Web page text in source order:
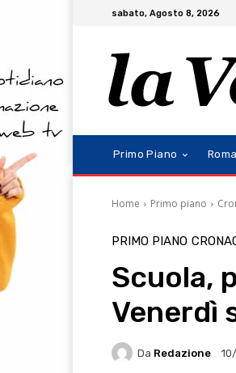
sabato, Agosto 8, 2026
Primo Piano Roma
Home Primo piano
PRIMO PIANO
Scuola,
Venerdì
Da Redazione